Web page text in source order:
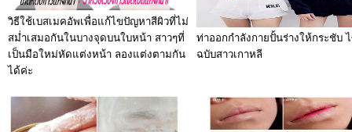
วิธีใช้เบสเมคอัพเพื่อแก้ไขปัญหาสีผิวที่ไม่
สม่ำเสมอกันในบางจุดบนใบหน้า สาวๆที่
เป็นมือใหม่หัดแต่งหน้า ลองแต่งตามกัน
ได้ค่ะ
ท่าออกกำลังกายปั้นร่างให้กระชับ
ฉบับสาวเกาหลี